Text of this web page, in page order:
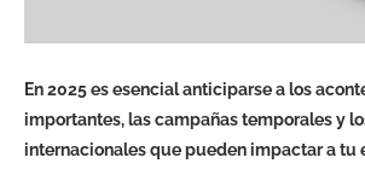
En 2025 es esencial anticiparse a los
importantes, las campañas temporales y
internacionales que pueden impactar a tu